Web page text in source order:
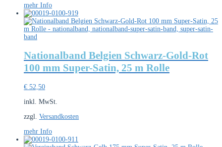
mehr Info
Nationalband Belgien Schwarz-Gold-Rot
100 mm Super-Satin, 25 m Rolle
€ 52,50
inkl. MwSt.
zzgl. Versandkosten
mehr Info